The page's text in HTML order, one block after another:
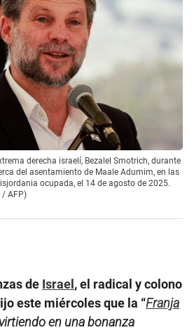
derecha israelí, Bezalel Smotrich, durante
del asentamiento de Maale Adumim, en las
ocupada, el 14 de agosto de 2025.
/ AFP)
de Israel, el radical y colono
este miércoles que la “Franja
en una bonanza